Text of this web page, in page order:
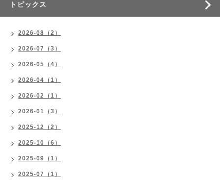
トピックス
2026-08（2）
2026-07（3）
2026-05（4）
2026-04（1）
2026-02（1）
2026-01（3）
2025-12（2）
2025-10（6）
2025-09（1）
2025-07（1）